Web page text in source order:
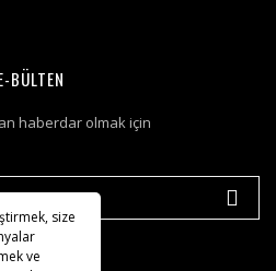
size
ve
BÜLTEN
haberdar olmak için